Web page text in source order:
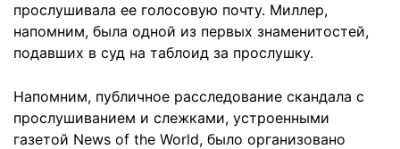
прослушивала ее голосовую почту. Миллер,
напомним, была одной из первых знаменитостей,
подавших в суд на таблоид за прослушку.
Напомним, публичное расследование скандала с
прослушиванием и слежками, устроенными
газетой News of the World, было организовано